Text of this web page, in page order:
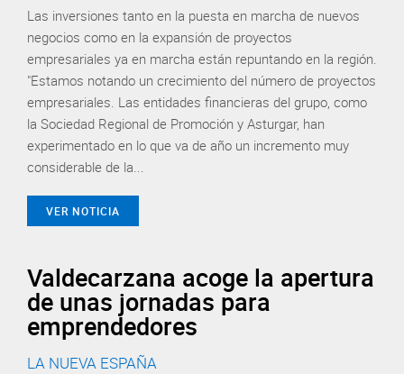
Las inversiones tanto en la puesta en marcha de nuevos
negocios como en la expansión de proyectos
empresariales ya en marcha están repuntando en la región.
"Estamos notando un crecimiento del número de proyectos
empresariales. Las entidades financieras del grupo, como
la Sociedad Regional de Promoción y Asturgar, han
experimentado en lo que va de año un incremento muy
considerable de la...
VER NOTICIA
Valdecarzana acoge la apertura
de unas jornadas para
emprendedores
LA NUEVA ESPAÑA